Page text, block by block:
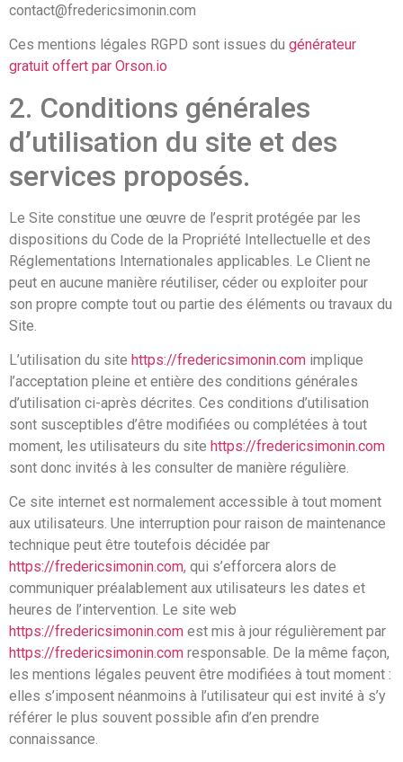
contact@fredericsimonin.com
Ces mentions légales RGPD sont issues du générateur
gratuit offert par Orson.io
2. Conditions générales
d’utilisation du site et des
services proposés.
Le Site constitue une œuvre de l’esprit protégée par les
dispositions du Code de la Propriété Intellectuelle et des
Réglementations Internationales applicables. Le Client ne
peut en aucune manière réutiliser, céder ou exploiter pour
son propre compte tout ou partie des éléments ou travaux du
Site.
L’utilisation du site https://fredericsimonin.com implique
l’acceptation pleine et entière des conditions générales
d’utilisation ci-après décrites. Ces conditions d’utilisation
sont susceptibles d’être modifiées ou complétées à tout
moment, les utilisateurs du site https://fredericsimonin.com
sont donc invités à les consulter de manière régulière.
Ce site internet est normalement accessible à tout moment
aux utilisateurs. Une interruption pour raison de maintenance
technique peut être toutefois décidée par
https://fredericsimonin.com, qui s’efforcera alors de
communiquer préalablement aux utilisateurs les dates et
heures de l’intervention. Le site web
https://fredericsimonin.com est mis à jour régulièrement par
https://fredericsimonin.com responsable. De la même façon,
les mentions légales peuvent être modifiées à tout moment :
elles s’imposent néanmoins à l’utilisateur qui est invité à s’y
référer le plus souvent possible afin d’en prendre
connaissance.